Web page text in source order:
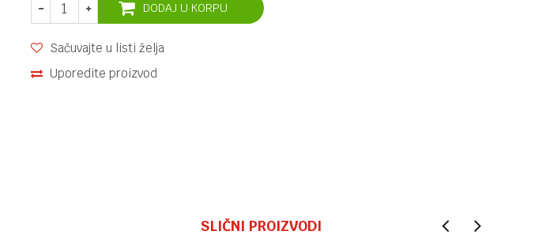
DODAJ U KORPU
Sačuvajte u listi želja
Uporedite proizvod
SLIČNI PROIZVODI